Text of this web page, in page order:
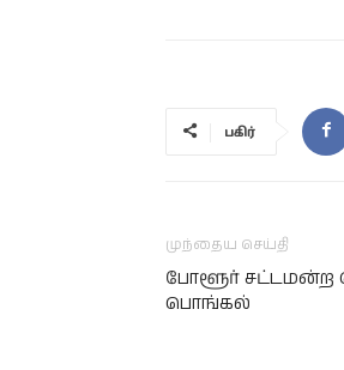
பகிர்
முந்தைய செய்தி
போளூர்‌ சட்டமன்ற‌
பொங்கல்